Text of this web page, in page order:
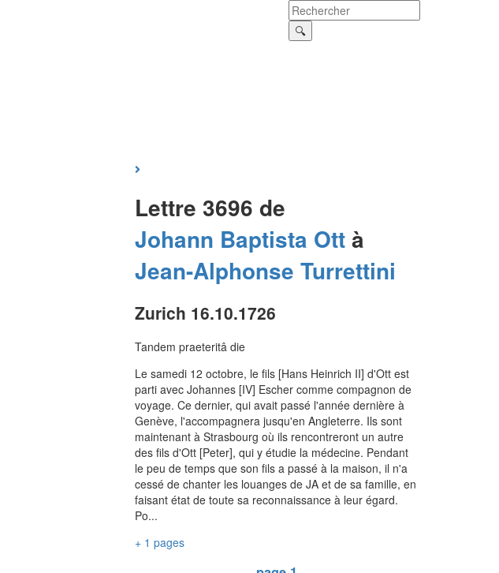
Lettre 3696 de
Johann Baptista Ottà
Jean-Alphonse Turrettini
Zurich 16.10.1726
Tandem praeteritâ die
Le samedi 12 octobre, le fils [Hans Heinrich II] d'Ott est
parti avec Johannes [IV] Escher comme compagnon de
voyage. Ce dernier, qui avait passé l'année dernière à
Genève, l'accompagnera jusqu'en Angleterre. Ils sont
maintenant à Strasbourg où ils rencontreront un autre
des fils d'Ott [Peter], qui y étudie la médecine. Pendant
le peu de temps que son fils a passé à la maison, il n'a
cessé de chanter les louanges de JA et de sa famille, en
faisant état de toute sa reconnaissance à leur égard.
Po...
+ 1 pages